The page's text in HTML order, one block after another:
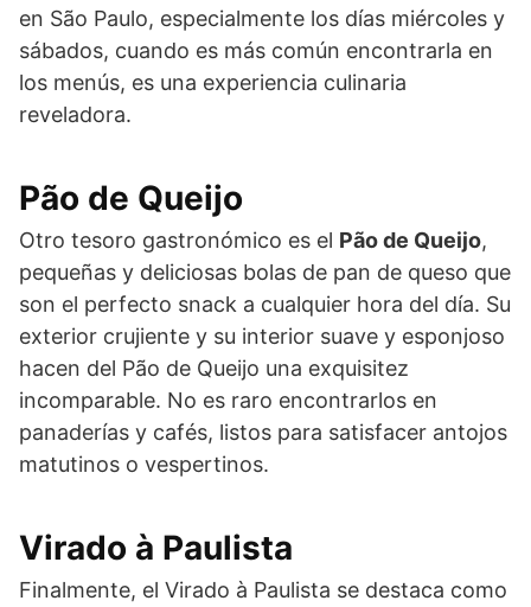
en São Paulo, especialmente los días miércoles y
sábados, cuando es más común encontrarla en
los menús, es una experiencia culinaria
reveladora.
Pão de Queijo
Otro tesoro gastronómico es el Pão de Queijo,
pequeñas y deliciosas bolas de pan de queso que
son el perfecto snack a cualquier hora del día. Su
exterior crujiente y su interior suave y esponjoso
hacen del Pão de Queijo una exquisitez
incomparable. No es raro encontrarlos en
panaderías y cafés, listos para satisfacer antojos
matutinos o vespertinos.
Virado à Paulista
Finalmente, el Virado à Paulista se destaca como